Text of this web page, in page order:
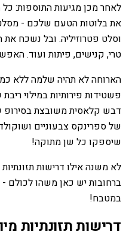
לאחר מכן מגיעות התוספות:
את בלוטות הטעם שלכם -
וסלט פטרוזיליה. ובל נשכח
טרי, קנישים, פיתות ועוד.
הארוחה לא תהיה שלמה ללא
פשטידות פירותיות במילוי
דבש קלאסית משובצת
של ספרינקס צבעוניים
שיספקו כל שן מתוקה!
לא משנה אילו דרישות
ברחובות יש כאן משהו לכולם -
במטבח!
דרישות תזונתיות